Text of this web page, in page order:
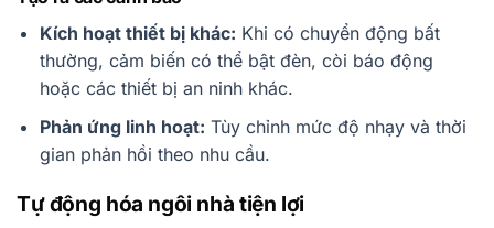
Kích hoạt thiết bị khác: Khi có chuyển động bất
thường, cảm biến có thể bật đèn, còi báo động
hoặc các thiết bị an ninh khác.
Phản ứng linh hoạt: Tùy chỉnh mức độ nhạy và thời
gian phản hồi theo nhu cầu.
Tự động hóa ngôi nhà tiện lợi